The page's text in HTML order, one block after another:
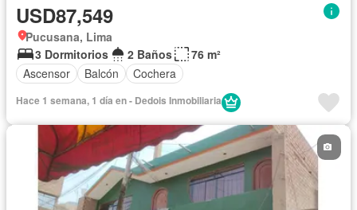
USD87,549
Pucusana, Lima
3 Dormitorios
2 Baños
76 m²
Ascensor
Balcón Cochera
Hace 1 semana, 1 día en - Dedois Inmobiliaria